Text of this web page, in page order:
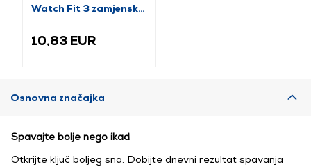
Watch Fit 3 zamjenski
159416)
10,83 EUR
Osnovna značajka
Spavajte bolje nego ikad
Otkrijte ključ boljeg sna. Dobijte dnevni rezultat spavanja